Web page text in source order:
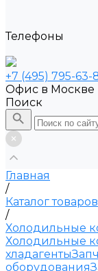
Телефоны
+7 (495) 795-63-
Офис в Москве
Поиск
Главная
/
Каталог товаров
/
Холодильные
Холодильные
хладагенты
оборудования